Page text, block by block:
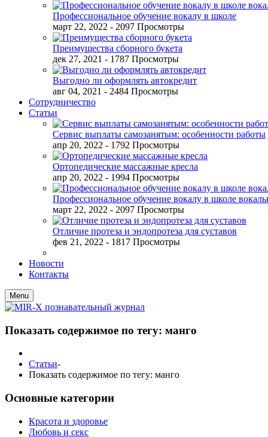
Профессиональное обучение вокалу в школе
март 22, 2022 - 2097 Просмотры
Преимущества сборного букета
дек 27, 2021 - 1787 Просмотры
Выгодно ли оформлять автокредит
авг 04, 2021 - 2484 Просмотры
Сотрудничество
Статьи
Сервис выплаты самозанятым: особенности работы
апр 20, 2022 - 1792 Просмотры
Ортопедические массажные кресла
апр 20, 2022 - 1994 Просмотры
Профессиональное обучение вокалу в школе
март 22, 2022 - 2097 Просмотры
Отличие протеза и эндопротеза для суставов
фев 21, 2022 - 1817 Просмотры
Новости
Контакты
Menu
Показать содержимое по тегу: манго
Статьи-
Показать содержимое по тегу: манго
Основные категории
Красота и здоровье
Любовь и секс